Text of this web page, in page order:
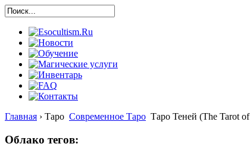
Главная › Таро Современное Таро Таро Теней (The Tarot
Облако тегов: